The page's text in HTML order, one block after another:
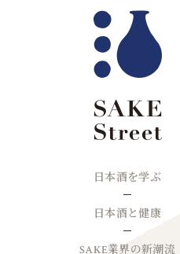
日本酒を学ぶ
日本酒と健康
SAKE業界の新潮流